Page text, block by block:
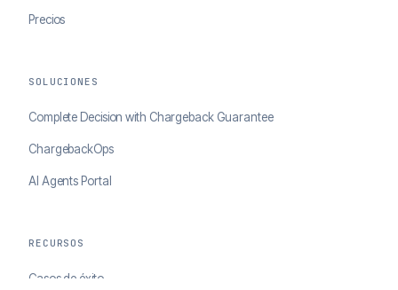
Precios
SOLUCIONES
Complete Decision with Chargeback Guarantee
ChargebackOps
AI Agents Portal
RECURSOS
Casos de éxito